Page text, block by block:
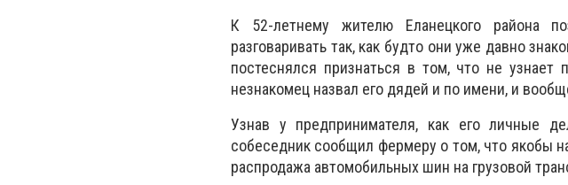
К 52-летнему жителю Еланецкого района
разговаривать так, как будто они уже давно
постеснялся признаться в том, что не узнает
незнакомец назвал его дядей и по имени, и
Узнав у предпринимателя, как его личные
собеседник сообщил фермеру о том, что якобы
распродажа автомобильных шин на грузовой